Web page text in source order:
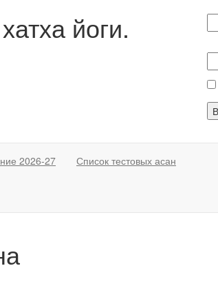
йоги.
2026-27 Список тестовых асан